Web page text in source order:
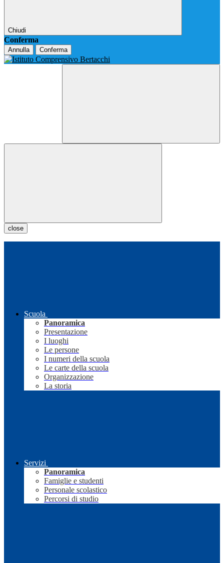
Chiudi
Conferma
Annulla Conferma
close
Scuola
Panoramica
Presentazione
I luoghi
Le persone
I numeri della scuola
Le carte della scuola
Organizzazione
La storia
Servizi
Panoramica
Famiglie e studenti
Personale scolastico
Percorsi di studio